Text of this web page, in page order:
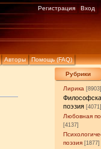
Авторы Помощь (FAQ)
Регистрация Вход
Рубрики
Лирика
поэзия
Любовная
[4137]
поэзия [1877]